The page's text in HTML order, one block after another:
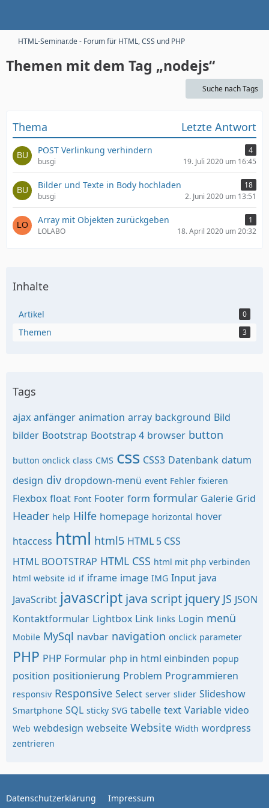
HTML-Seminar.de - Forum für HTML, CSS und PHP
Themen mit dem Tag „nodejs“
Suche nach Tags
Thema Letzte Antwort
POST Verlinkung verhindern
4
busgi
19. Juli 2020 um 16:45
Bilder und Texte in Body hochladen
18
busgi
2. Juni 2020 um 13:51
Array mit Objekten zurückgeben
1
LOLABO
18. April 2020 um 20:32
Inhalte
Artikel 0
Themen 3
Tags
ajax anfänger animation array background Bild
bilder Bootstrap Bootstrap 4 browser button
button onclick class CMS css CSS3 Datenbank datum
design div dropdown-menü event Fehler fixieren
Flexbox float Font Footer form formular Galerie Grid
Header help Hilfe homepage horizontal hover
htaccess html html5 HTML 5 CSS
HTML BOOTSTRAP HTML CSS html mit php verbinden
html website id if iframe image IMG Input java
JavaScribt javascript java script jquery JS JSON
Kontaktformular Lightbox Link links Login menü
Mobile MySql navbar navigation onclick parameter
PHP PHP Formular php in html einbinden popup
position positionierung Problem Programmieren
responsiv Responsive Select server slider Slideshow
Smartphone SQL sticky SVG tabelle text Variable video
Web webdesign webseite Website Width wordpress
zentrieren
Datenschutzerklärung Impressum